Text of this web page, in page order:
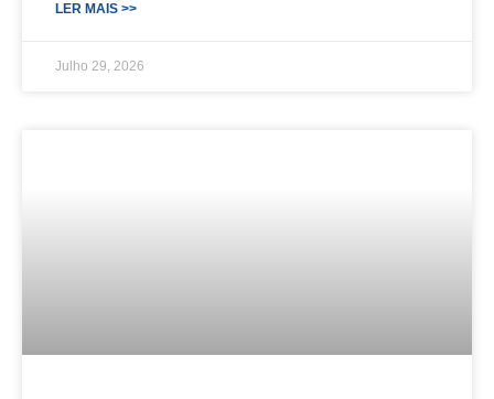
LER MAIS >>
Julho 29, 2026